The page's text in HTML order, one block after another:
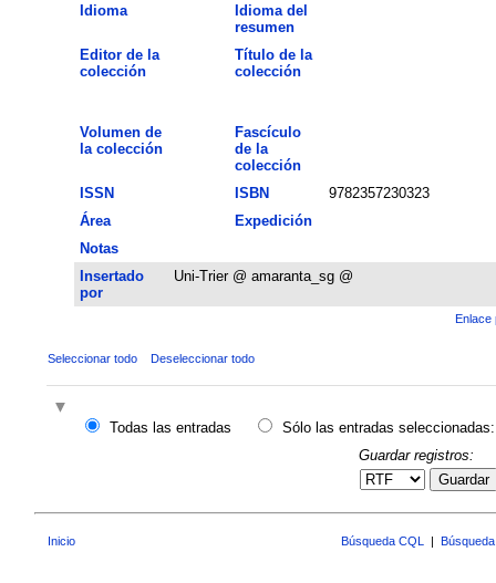
Idioma
Idioma del
resumen
Editor de la
colección
Título de la
colección
Volumen de
la colección
Fascículo
de la
colección
ISSN
ISBN
9782357230323
Área
Expedición
Notas
Insertado
por
Uni-Trier @ amaranta_sg @
Enlace
Seleccionar todo Deseleccionar todo
Todas las entradas
Sólo las entradas seleccionadas:
Guardar registros:
Guardar
Inicio Búsqueda CQL